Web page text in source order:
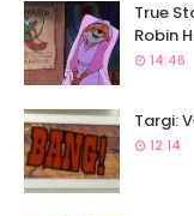
True
Robin
14:46
Targi:
12:14